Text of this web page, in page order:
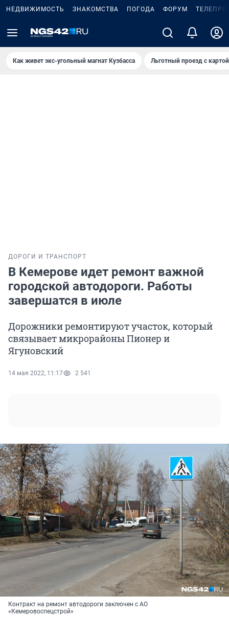
НЕДВИЖИМОСТЬ ЗНАКОМСТВА ПОГОДА ФОРУМ
Как живет экс-угольный магнат Кузбасса Льготный проезд с
ДОРОГИ И ТРАНСПОРТ
В Кемерове идет ремонт важной
городской автодороги. Работы
завершатся в июле
Дорожники ремонтируют участок, который
связывает микрорайоны Пионер и
Ягуновский
14 мая 2022, 11:17 2 541
Контракт на ремонт автодороги заключен с АО
«Кемеровоспецстрой»